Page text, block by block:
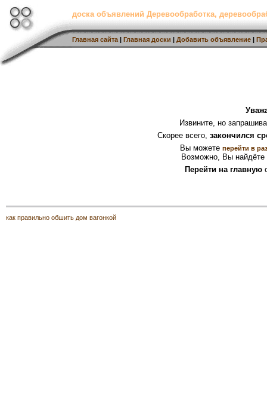
доска объявлений Деревообработка,
Главная сайта | Главная доски | Добавить объявление |
Извините, но
Скорее всего, закончился
Вы можете перейти в
Возможно, Вы найдёте
Перейти на главную
как правильно обшить дом вагонкой